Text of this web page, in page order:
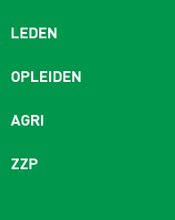
LEDEN
OPLEIDEN
AGRI
ZZP